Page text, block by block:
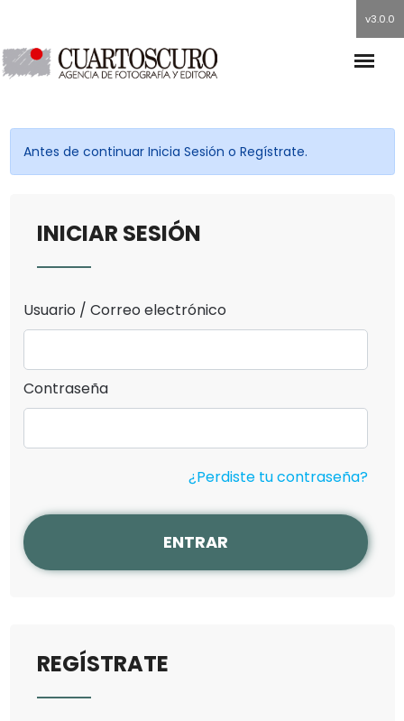
v3.0.0
Antes de continuar Inicia Sesión o Regístrate.
INICIAR SESIÓN
Usuario / Correo electrónico
Contraseña
¿Perdiste tu contraseña?
ENTRAR
REGÍSTRATE